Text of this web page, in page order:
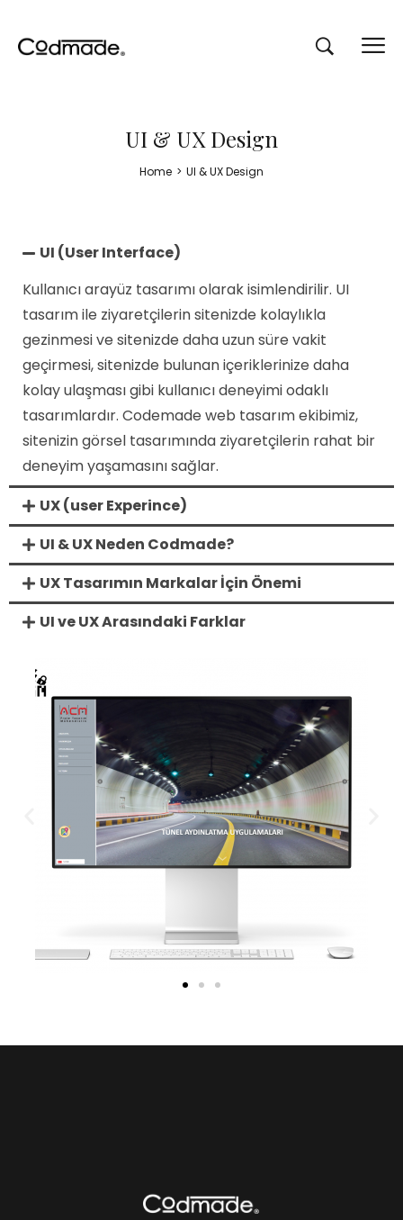
UI & UX Design
Home > UI & UX Design
UI (User Interface)
Kullanıcı arayüz tasarımı olarak isimlendirilir. UI
tasarım ile ziyaretçilerin sitenizde kolaylıkla
gezinmesi ve sitenizde daha uzun süre vakit
geçirmesi, sitenizde bulunan içeriklerinize daha
kolay ulaşması gibi kullanıcı deneyimi odaklı
tasarımlardır. Codemade web tasarım ekibimiz,
sitenizin görsel tasarımında ziyaretçilerin rahat bir
deneyim yaşamasını sağlar.
UX (user Experince)
UI & UX Neden Codmade?
UX Tasarımın Markalar İçin Önemi
UI ve UX Arasındaki Farklar